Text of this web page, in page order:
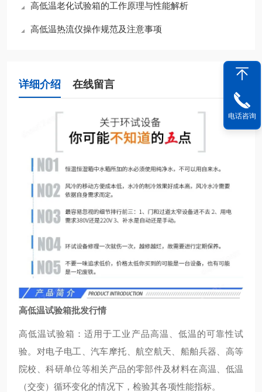
高低温老化试验箱的工作原理与性能解析
高低温热流仪操作规范及注意事项
详细介绍 在线留言
高低温试验箱批发行情
高低温试验箱：适用于工业产品高温、低温的可靠性试
验。对电子电工、汽车摩托、航空航天、船舶兵器、高等
院校、科研单位等相关产品的零部件及材料在高温、低温
（交变）循环变化的情况下，检验其各项性能指标。
电话咨询